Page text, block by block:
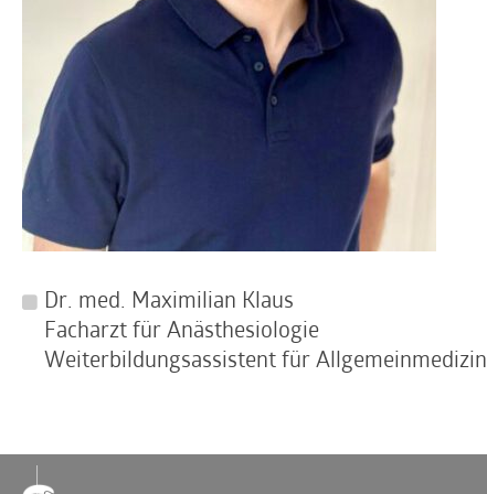
Dr. med. Maximilian Klaus
Facharzt für Anästhesiologie
Weiterbildungsassistent für Allgemeinmedizin